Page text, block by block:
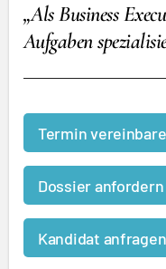
„Als Business
Aufgaben
Termin
Dossier anfordern
Kandidat anfragen